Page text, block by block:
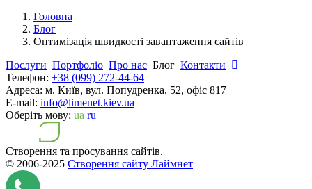
Головна
Блог
Оптимізація швидкості завантаження сайтів
Послуги Портфоліо Про нас Блог Контакти
Телефон: +38 (099) 272-44-64
Адреса: м. Київ, вул. Попудренка, 52, офіс 817
E-mail: info@limenet.kiev.ua
Оберіть мову: ua ru
Створення та просування сайтів.
© 2006-2025 Створення сайту Лаймнет